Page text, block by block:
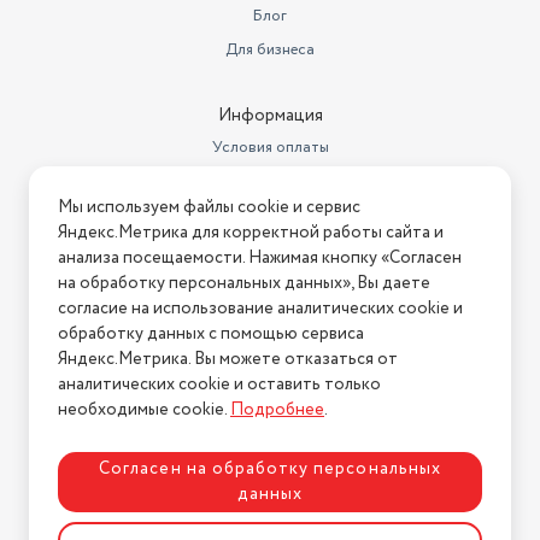
Высота товара в упаковке, в
Ширина товара в упаковке, в
0.657
метрах
0.55
Автоматическая дозировка
моющего средства
есть
Скорость вращения при
отжиме
до 1200 об/мин
Уровень шума (стирка / отжим)
56 / 75 дБ
Блог
Для бизнеса
Информация
Условия оплаты
Условия возврата
Нашли ошибку на сайте? Напишите нам
2026 © Интернет-магазин "АстМаркет". У нас есть всё!
Политика конфиденциальности
Разработка сайтаASTDESIGN
Мы используем файлы cookie и сервис
Яндекс.Метрика для корректной работы сайта и
анализа посещаемости. Нажимая кнопку «Согласен
на обработку персональных данных», Вы даете
согласие на использование аналитических cookie и
обработку данных с помощью сервиса
Яндекс.Метрика. Вы можете отказаться от
аналитических cookie и оставить только
необходимые cookie.Подробнее.
Согласен на обработку персональных
данных